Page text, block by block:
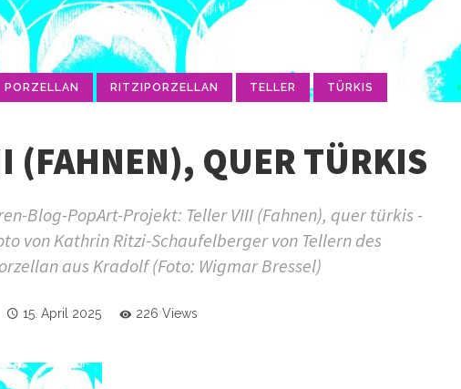
PORZELLAN RITZIPORZELLAN TELLER TÜRKIS
(FAHNEN), QUER TÜRKIS
Blog-PopArt-Projekt: Teller VIII (Fahnen), quer türkis -
von Kathrin Ritzi-Schaufelberger von Tellern des
aus Kradolf (Foto: Wigmar Bressel)
15. April 2025 226 Views